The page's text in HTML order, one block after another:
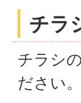
チラ
チラシ
ださい。